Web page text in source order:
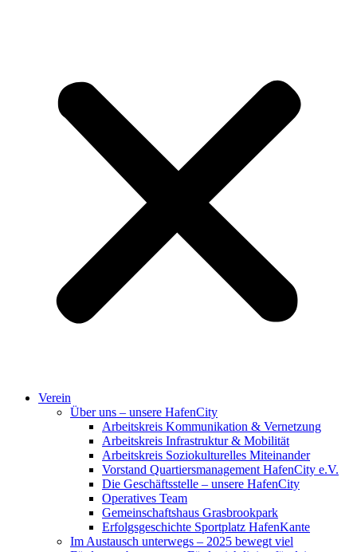
Verein
Über uns – unsere HafenCity
Arbeitskreis Kommunikation & Vernetzung
Arbeitskreis Infrastruktur & Mobilität
Arbeitskreis Soziokulturelles Miteinander
Vorstand Quartiersmanagement HafenCity e.V.
Die Geschäftsstelle – unsere HafenCity
Operatives Team
Gemeinschaftshaus Grasbrookpark
Erfolgsgeschichte Sportplatz HafenKante
Im Austausch unterwegs – 2025 bewegt viel